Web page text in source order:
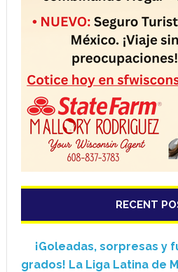
RECENT
¡Goleadas, sorpresas y
grados! La Liga Latina de